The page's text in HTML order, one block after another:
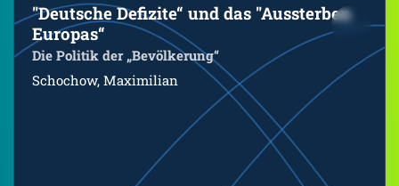
"Deutsche Defizite“ und das "Aussterben
Europas“
Die Politik der „Bevölkerung“
Schochow, Maximilian